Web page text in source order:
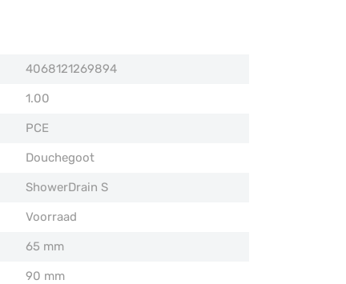
4068121269894
1.00
PCE
Douchegoot
ShowerDrain S
Voorraad
65 mm
90 mm